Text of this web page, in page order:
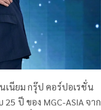
เนียม กรุ๊ป คอร์ปอเรชั่น
ปี ของ MGC-ASIA จาก